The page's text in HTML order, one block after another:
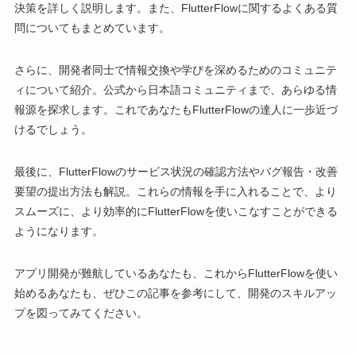
決策を詳しく説明します。また、FlutterFlowに関するよくある質
問についてもまとめています。
さらに、開発者同士で情報交換や学びを深めるためのコミュニテ
ィについて紹介。公式から日本語コミュニティまで、あらゆる情
報源を探求します。これであなたもFlutterFlowの達人に一歩近づ
けるでしょう。
最後に、FlutterFlowのサービス状況の確認方法やバグ報告・改善
要望の提出方法も解説。これらの情報を手に入れることで、より
スムーズに、より効率的にFlutterFlowを使いこなすことができる
ようになります。
アプリ開発が難航しているあなたも、これからFlutterFlowを使い
始めるあなたも、ぜひこの記事を参考にして、開発のスキルアッ
プを図ってみてください。